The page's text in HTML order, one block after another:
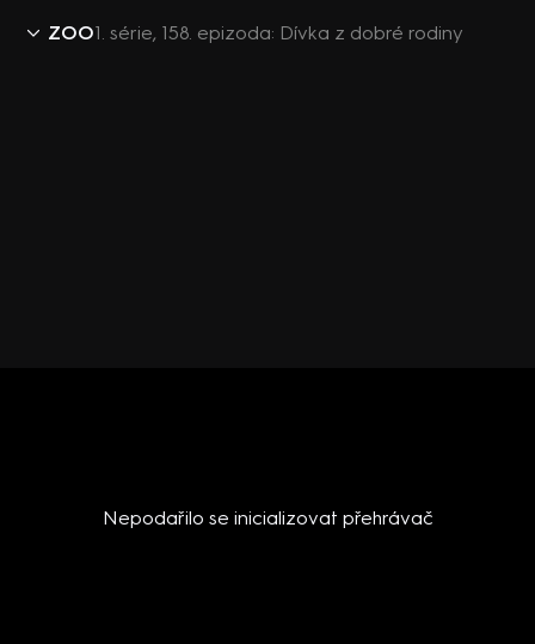
ZOO1. série, 158. epizoda: Dívka z dobré rodiny
Nepodařilo se inicializovat přehrávač